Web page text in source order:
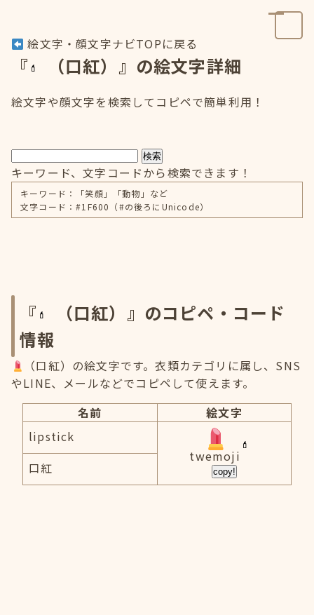
絵文字・顔文字ナビTOPに戻る
『 （口紅）』の絵文字詳細
絵文字や顔文字を検索してコピペで簡単利用！
検索
キーワード、文字コードから検索できます！
キーワード：「笑顔」「動物」など
文字コード：#1F600（#の後ろにUnicode）
『
（口紅）』のコピペ・コード
情報
（口紅）の絵文字です。衣類カテゴリに属し、SNS
やLINE、メールなどでコピペして使えます。
名前
絵文字
lipstick
twemoji
copy!
口紅